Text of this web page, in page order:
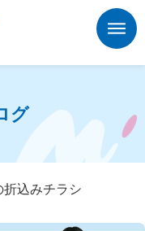
グ
折込みチラシ